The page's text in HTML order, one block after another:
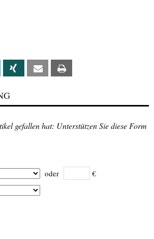
Linkedin Xing Email
gefallen hat: Unterstützen Sie diese Form
oder €